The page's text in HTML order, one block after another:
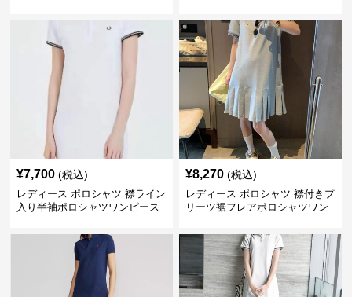
¥7,700 (税込)
レディース ポロシャツ 襟ライン
入り半袖ポロシャツワンピース
¥8,270 (税込)
レディース ポロシャツ 襟付きプ
リーツ裾フレアポロシャツワン